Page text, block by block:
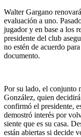
Walter Gargano
evaluación a uno.
jugador y en base a los
presidente del club
no estén de acuerdo
documento.
Por su lado, el conjunto
González, quien
confirmó el presidente,
demostró interés por
siente que es su casa.
están abiertas si decide